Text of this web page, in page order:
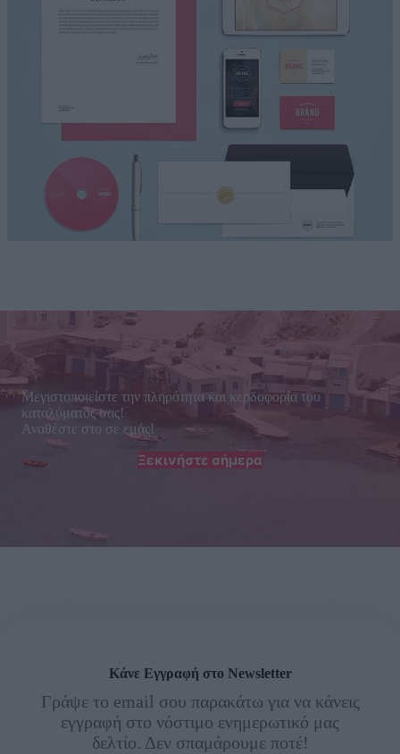
Μεγιστοποιείστε την πληρότητα και κερδοφορία του
καταλύματός σας!
Αναθέστε στο σε εμάς!
Ξεκινήστε σήμερα
Κάνε Εγγραφή στο Newsletter
Γράψε το email σου παρακάτω για να κάνεις
εγγραφή στο νόστιμο ενημερωτικό μας
δελτίο. Δεν σπαμάρουμε ποτέ!